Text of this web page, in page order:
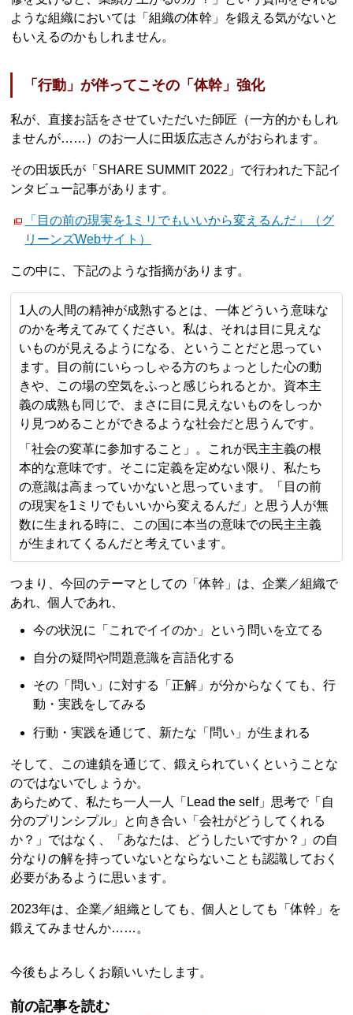
ような組織においては「組織の体幹」を鍛える気がないと
もいえるのかもしれません。
「行動」が伴ってこその「体幹」強化
私が、直接お話をさせていただいた師匠（一方的かもしれ
ませんが……）のお一人に田坂広志さんがおられます。
その田坂氏が「SHARE SUMMIT 2022」で行われた下記イ
ンタビュー記事があります。
「目の前の現実を1ミリでもいいから変えるんだ」（グ
リーンズWebサイト）
この中に、下記のような指摘があります。
1人の人間の精神が成熟するとは、一体どういう意味な
のかを考えてみてください。私は、それは目に見えな
いものが見えるようになる、ということだと思ってい
ます。目の前にいらっしゃる方のちょっとした心の動
きや、この場の空気をふっと感じられるとか。資本主
義の成熟も同じで、まさに目に見えないものをしっか
り見つめることができるような社会だと思うんです。
「社会の変革に参加すること」。これが民主主義の根
本的な意味です。そこに定義を定めない限り、私たち
の意識は高まっていかないと思っています。「目の前
の現実を1ミリでもいいから変えるんだ」と思う人が無
数に生まれる時に、この国に本当の意味での民主主義
が生まれてくるんだと考えています。
つまり、今回のテーマとしての「体幹」は、企業／組織で
あれ、個人であれ、
今の状況に「これでイイのか」という問いを立てる
自分の疑問や問題意識を言語化する
その「問い」に対する「正解」が分からなくても、行
動・実践をしてみる
行動・実践を通じて、新たな「問い」が生まれる
そして、この連鎖を通じて、鍛えられていくということな
のではないでしょうか。
あらためて、私たち一人一人「Lead the self」思考で「自
分のプリンシプル」と向き合い「会社がどうしてくれる
か？」ではなく、「あなたは、どうしたいですか？」の自
分なりの解を持っていないとならないことも認識しておく
必要があるように思います。
2023年は、企業／組織としても、個人としても「体幹」を
鍛えてみませんか……。
今後もよろしくお願いいたします。
前の記事を読む